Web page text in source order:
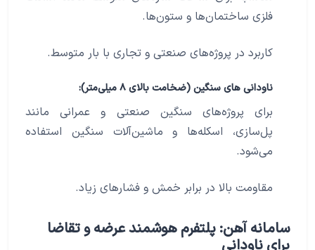
فلزی ساختمان‌ها و ستون‌ها.
کاربرد در پروژه‌های صنعتی و تجاری با بار متوسط.
ناودانی ‌های سنگین (ضخامت بالای ۸ میلی‌متر):
برای پروژه‌های سنگین صنعتی و عمرانی مانند
پل‌سازی، اسکله‌ها و ماشین‌آلات سنگین استفاده
می‌شود.
مقاومت بالا در برابر خمش و فشارهای زیاد.
سامانه آهن: پلتفرم هوشمند عرضه و تقاضا
برای ناودانی